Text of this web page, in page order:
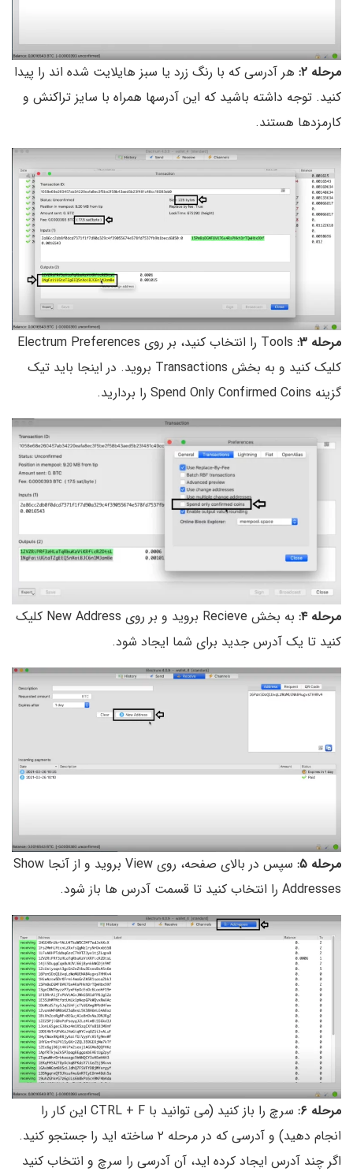
مرحله ۲:
هر آدرسی که با رنگ زرد یا سبز هایلایت شده اند را پیدا
کنید. توجه داشته باشید که این آدرسها همراه با سایز تراکنش و
کارمزدها هستند.
مرحله ۳:
Tools را انتخاب کنید، بر روی Electrum Preferences
کلیک کنید و به بخش Transactions بروید. در اینجا باید تیک
گزینه Spend Only Confirmed Coins را بردارید.
مرحله ۴:
به بخش Recieve بروید و بر روی New Address کلیک
کنید تا یک آدرس جدید برای شما ایجاد شود.
مرحله ۵:
سپس در بالای صفحه، روی View بروید و از آنجا Show
Addresses را انتخاب کنید تا قسمت آدرس ها باز شود.
مرحله ۶:
سرچ را باز کنید (می توانید با CTRL + F این کار را
انجام دهید) و آدرسی که در مرحله ۲ ساخته اید را جستجو کنید.
اگر چند آدرس ایجاد کرده اید، آن آدرسی را سرچ و انتخاب کنید